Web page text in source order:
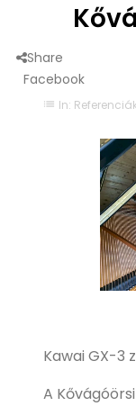
Share
Facebook
list In:
Kawai GX-3
A